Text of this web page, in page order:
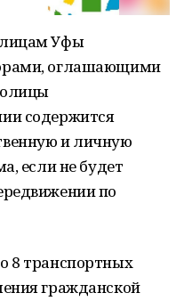
Уфы
оглашающими
содержится
и личную
если не будет
по
8 транспортных
гражданской